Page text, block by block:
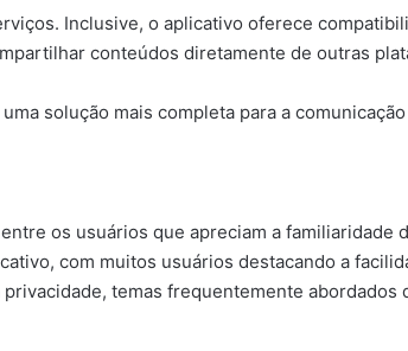
Inclusive, o aplicativo oferece
conteúdos diretamente de outras
solução mais completa para a
os usuários que apreciam a familiaridade
com muitos usuários destacando a
temas frequentemente abordados